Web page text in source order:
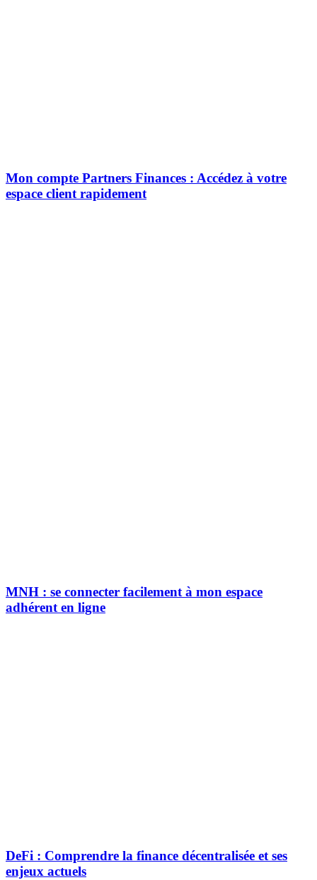
Mon compte Partners Finances : Accédez à votre
espace client rapidement
MNH : se connecter facilement à mon espace
adhérent en ligne
DeFi : Comprendre la finance décentralisée et ses
enjeux actuels